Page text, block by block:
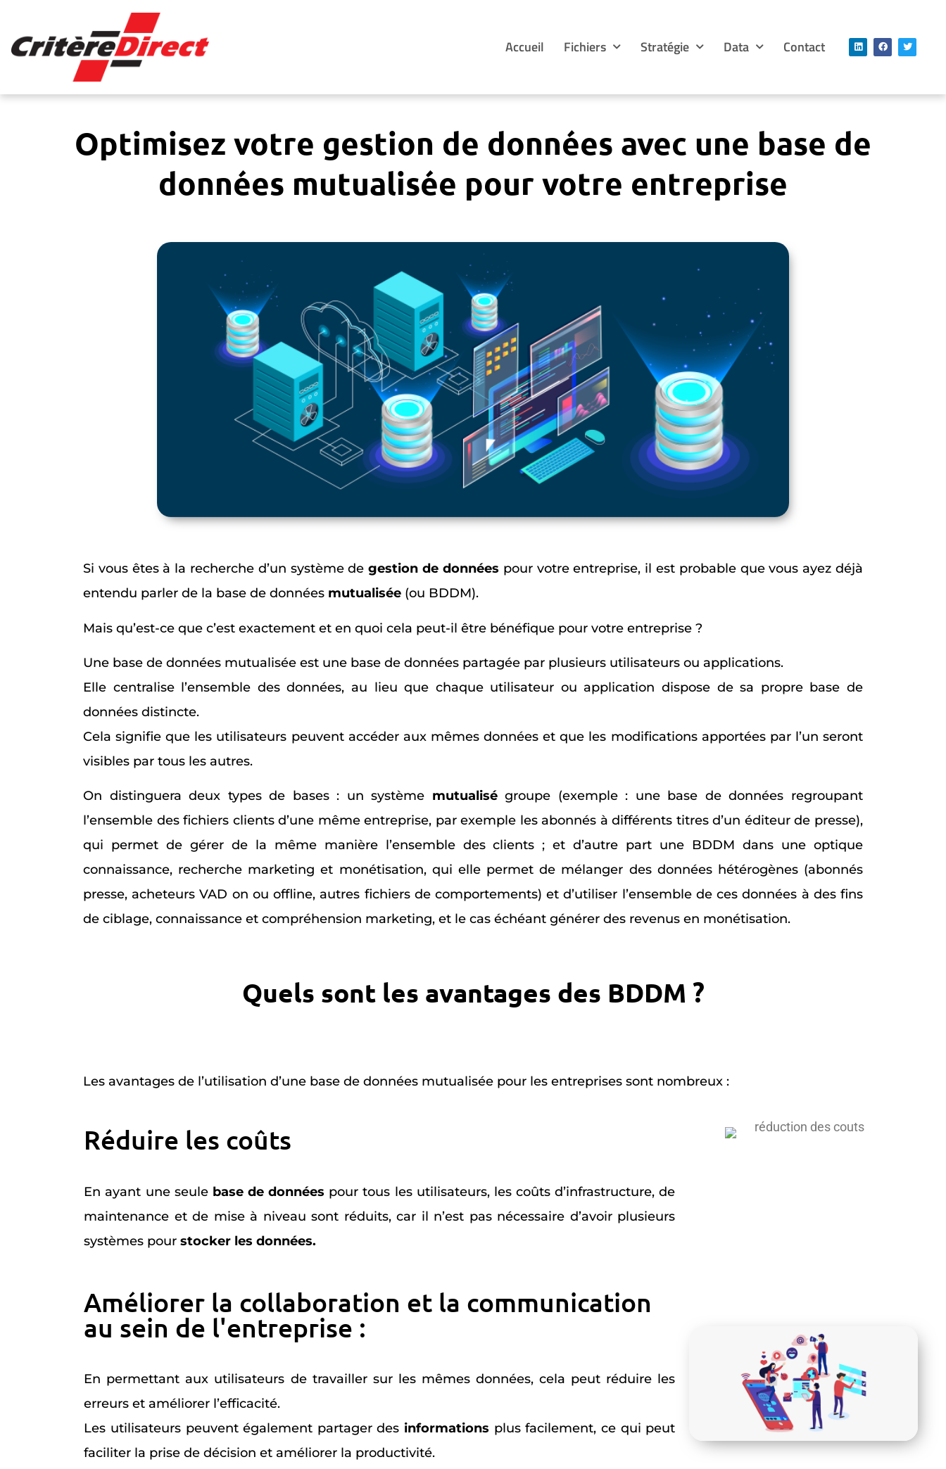
Accueil Fichiers Stratégie Data Contact
Optimisez votre gestion de données avec une base de
données mutualisée pour votre entreprise
Si vous êtes à la recherche d’un système degestion de données pour votre entreprise, il est probable que vous ayez déjà
entendu parler de la base de données mutualisée (ou BDDM).
Mais qu’est-ce que c’est exactement et en quoi cela peut-il être bénéfique pour votre entreprise ?
Une base de données mutualisée est une base de données partagée par plusieurs utilisateurs ou applications.
Elle centralise l’ensemble des données, au lieu que chaque utilisateur ou application dispose de sa propre base de
données distincte.
Cela signifie que les utilisateurs peuvent accéder aux mêmes données et que les modifications apportées par l’un seront
visibles par tous les autres.
On distinguera deux types de bases : un système mutualiségroupe (exemple : une base de données regroupant
l’ensemble des fichiers clients d’une même entreprise, par exemple les abonnés à différents titres d’un éditeur de presse),
qui permet de gérer de la même manière l’ensemble des clients ; et d’autre part une BDDM dans une optique
connaissance, recherche marketing et monétisation, qui elle permet de mélanger des données hétérogènes (abonnés
presse, acheteurs VAD on ou offline, autres fichiers de comportements) et d’utiliser l’ensemble de ces données à des fins
de ciblage, connaissance et compréhension marketing, et le cas échéant générer des revenus en monétisation.
Quels sont les avantages des BDDM ?
Les avantages de l’utilisation d’une base de données mutualisée pour les entreprises sont nombreux :
Réduire les coûts
En ayant une seule base de données pour tous les utilisateurs, les coûts d’infrastructure, de
maintenance et de mise à niveau sont réduits, car il n’est pas nécessaire d’avoir plusieurs
systèmes pourstocker les données.
Améliorer la collaboration et la communication
au sein de l'entreprise :
En permettant aux utilisateurs de travailler sur les mêmes données, cela peut réduire les
erreurs et améliorer l’efficacité.
Les utilisateurs peuvent également partager des informations plus facilement, ce qui peut
faciliter la prise de décision et améliorer la productivité.
Panneau de gestion des cookies